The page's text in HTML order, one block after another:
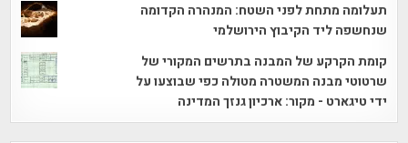
תעלומה מתחת לפני השטח: המנהרה הקדומה
שנחשפה ליד הקיבוץ הירושלמי
קומת הקרקע של המבנה בתרשים המקורי של
שרטוטי מבנה המשטרה מטולה כפי שבוצעו על
ידי טיגארט - מקור: ארכיון גנזך המדינה